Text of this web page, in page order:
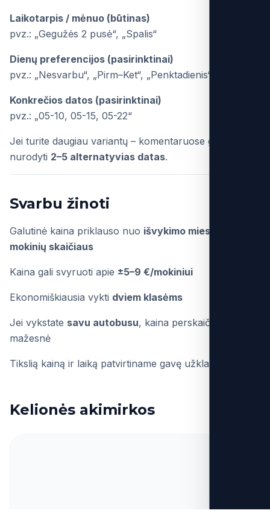
Laikotarpis / mėnuo (būtinas)
pvz.: „Gegužės 2 pusė“, „Spalis“
Dienų preferencijos (pasirinktinai)
pvz.: „Nesvarbu“, „Pirm–Ket“, „Penktadienis“
Konkrečios datos (pasirinktinai)
pvz.: „05-10, 05-15, 05-22“
Jei turite daugiau variantų – komentaruose galite
nurodyti 2–5 alternatyvias datas.
Svarbu žinoti
Galutinė kaina priklauso nuo išvykimo miesto ir
mokinių skaičiaus
Kaina gali svyruoti apie ±5–9 €/mokiniui
Ekonomiškiausia vykti dviem klasėms
Jei vykstate savu autobusu, kaina perskaičiuojama
mažesnė
Tikslią kainą ir laiką patvirtiname gavę užklausą.
Kelionės akimirkos